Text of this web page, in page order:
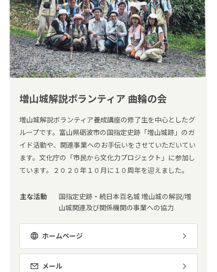
増山城解説ボランティア 曲輪の会
増山城解説ボランティア養成講座の修了生を中心としたグ
ループです。富山県砺波市の国指定史跡「増山城跡」のガ
イド活動や、関連事業へのお手伝いをさせていただいてい
ます。文化庁の「市民から文化力プロジェクト」に参加し
ています。２０２０年１０月に１０周年を迎えました。
主な活動
国指定史跡・続日本百名城 増山城の解説/増
山城関連及び関係機関の事業への協力
ホームページ
メール